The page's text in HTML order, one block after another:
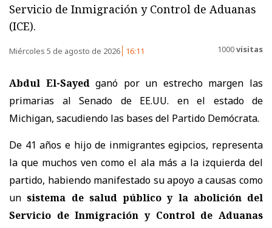
Servicio de Inmigración y Control de Aduanas
(ICE).
Miércoles 5 de agosto de 2026 16:11 1000visitas
Abdul El-Sayedganó por un estrecho margen las
primarias al Senado de EE.UU. en el estado de
Michigan, sacudiendo las bases del Partido Demócrata.
De 41 años e hijo de inmigrantes egipcios, representa
la que muchos ven como el ala más a la izquierda del
partido, habiendo manifestado su apoyo a causas como
unsistema de salud público y la abolición del
Servicio de Inmigración y Control de Aduanas